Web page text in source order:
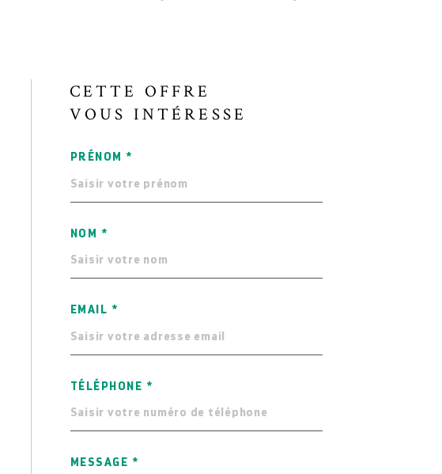
CETTE OFFRE
VOUS INTÉRESSE
PRÉNOM *
NOM *
EMAIL *
TÉLÉPHONE *
MESSAGE *